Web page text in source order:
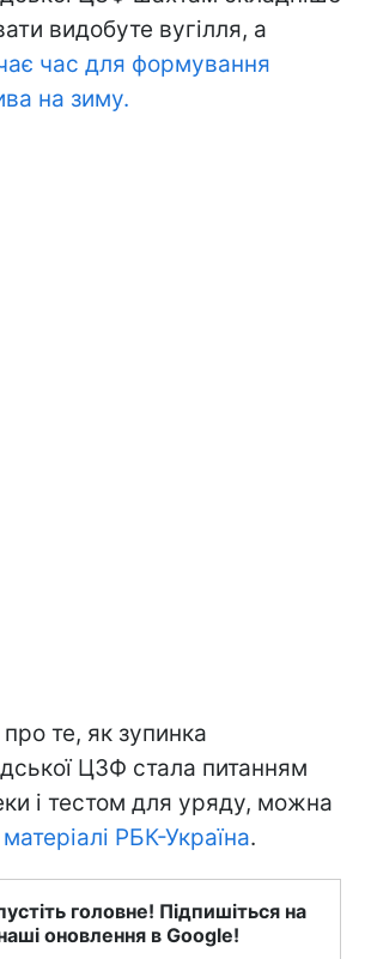
видобуте вугілля, а
час для формування
на зиму.
те, як зупинка
ЦЗФ стала питанням
і тестом для уряду, можна
матеріалі РБК-Україна.
головне! Підпишіться на
оновлення в Google!